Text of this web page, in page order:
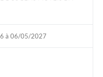
à 06/05/2027